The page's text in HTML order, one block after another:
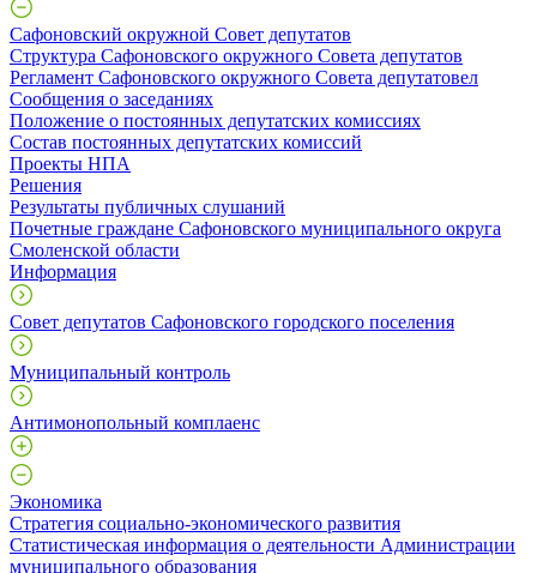
Сафоновский окружной Совет депутатов
Структура Сафоновского окружного Совета депутатов
Регламент Сафоновского окружного Совета депутатовел
Сообщения о заседаниях
Положение о постоянных депутатских комиссиях
Состав постоянных депутатских комиссий
Проекты НПА
Решения
Результаты публичных слушаний
Почетные граждане Сафоновского муниципального округа
Смоленской области
Информация
Совет депутатов Сафоновского городского поселения
Муниципальный контроль
Антимонопольный комплаенс
Экономика
Стратегия социально-экономического развития
Статистическая информация о деятельности Администрации
муниципального образования